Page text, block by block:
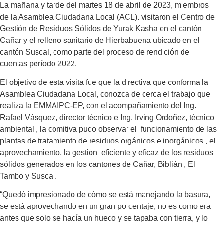
La mañana y tarde del martes 18 de abril de 2023, miembros
de la Asamblea Ciudadana Local (ACL), visitaron el Centro de
Gestión de Residuos Sólidos de Yurak Kasha en el cantón
Cañar y el relleno sanitario de Hierbabuena ubicado en el
cantón Suscal, como parte del proceso de rendición de
cuentas período 2022.
El objetivo de esta visita fue que la directiva que conforma la
Asamblea Ciudadana Local, conozca de cerca el trabajo que
realiza la EMMAIPC-EP, con el acompañamiento del Ing.
Rafael Vásquez, director técnico e Ing. Irving Ordoñez, técnico
ambiental , la comitiva pudo observar el funcionamiento de las
plantas de tratamiento de residuos orgánicos e inorgánicos , el
aprovechamiento, la gestión eficiente y eficaz de los residuos
sólidos generados en los cantones de Cañar, Biblián , El
Tambo y Suscal.
“Quedó impresionado de cómo se está manejando la basura,
se está aprovechando en un gran porcentaje, no es como era
antes que solo se hacía un hueco y se tapaba con tierra, y lo